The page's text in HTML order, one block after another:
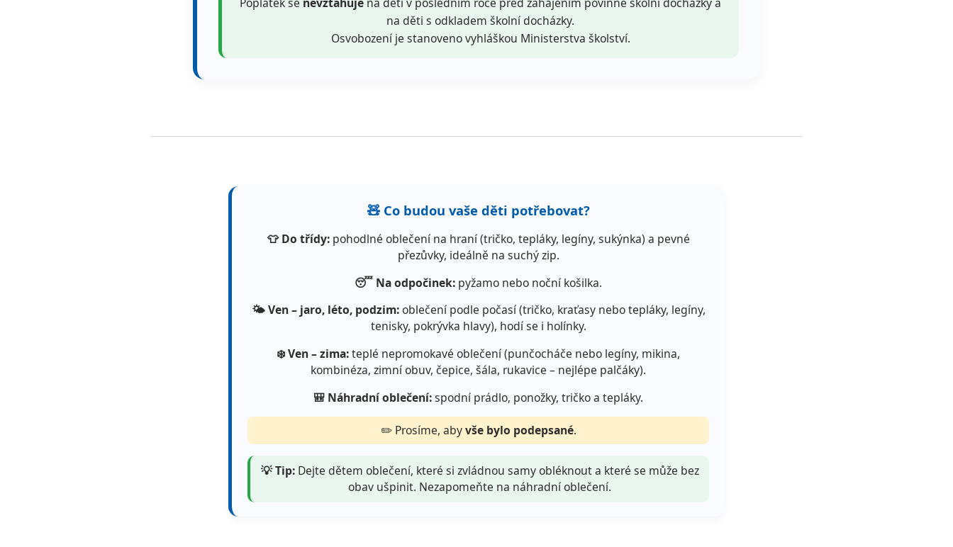
na děti s odkladem školní docházky.
Osvobození je stanoveno vyhláškou Ministerstva školství.
🧸 Co budou vaše děti potřebovat?
👕 Do třídy:pohodlné oblečení na hraní (tričko, tepláky, legíny, sukýnka) a pevné
přezůvky, ideálně na suchý zip.
😴 Na odpočinek: pyžamo nebo noční košilka.
🌤️ Ven – jaro, léto, podzim:oblečení podle počasí (tričko, kraťasy nebo tepláky, legíny,
tenisky, pokrývka hlavy), hodí se i holínky.
❄️ Ven – zima:teplé nepromokavé oblečení (punčocháče nebo legíny, mikina,
kombinéza, zimní obuv, čepice, šála, rukavice – nejlépe palčáky).
🎒 Náhradní oblečení:spodní prádlo, ponožky, tričko a tepláky.
✏️ Prosíme, abyvše bylo podepsané.
💡 Tip:Dejte dětem oblečení, které si zvládnou samy obléknout a které se může bez
obav ušpinit. Nezapomeňte na náhradní oblečení.